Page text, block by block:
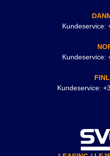
Kundeservice:
Kundeservice:
Kundeservice: